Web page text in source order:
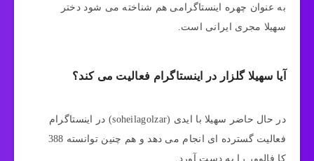
به عنوان چهره اینستاگرامی هم شناخته می‌ شود دختر
سهیلا مجری ایرانی است.
آیا سهیلا گلزار در اینستاگرام فعالیت می کند؟
در حال حاضر سهیلا با ایدی (soheilagolzar) در اینستاگرام
فعالیت گسترده ای انجام می دهد و هم چنین توانسته 388
کا فالوور را به دست آورد.